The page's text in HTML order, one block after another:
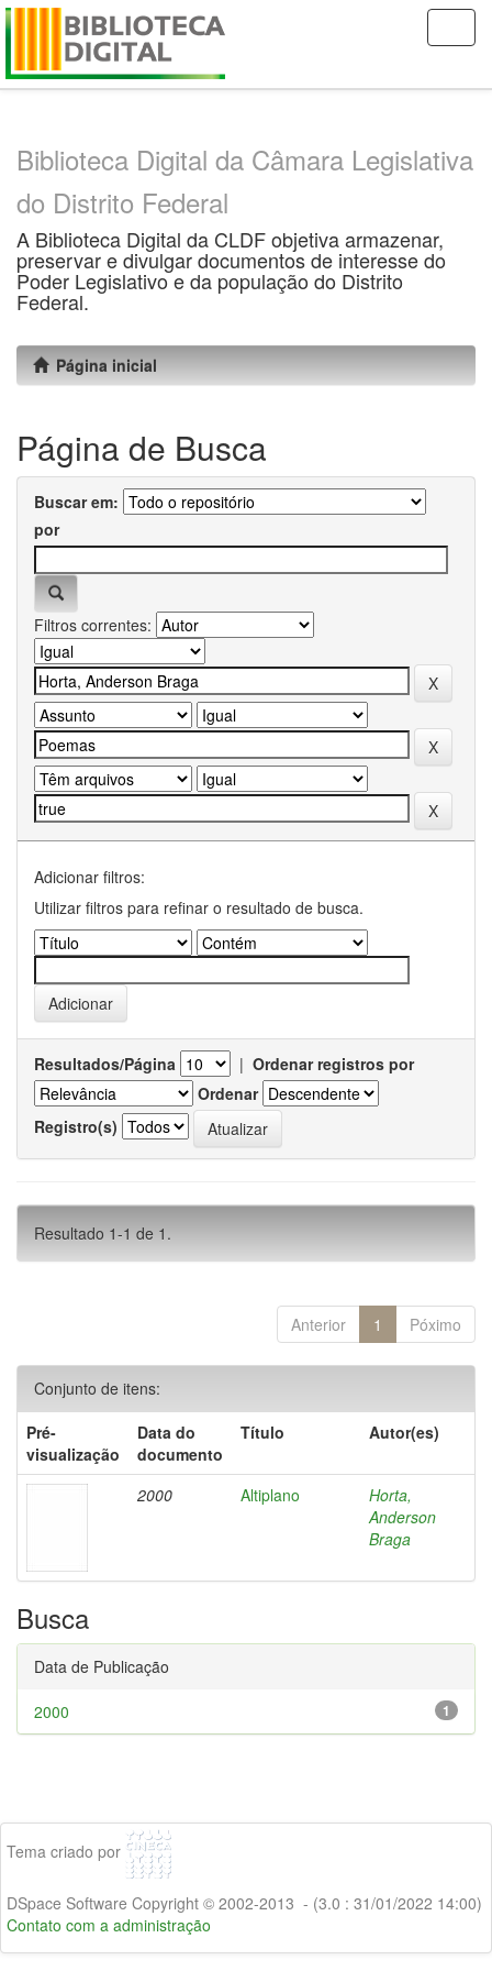
Skip
Biblioteca Digital da Câmara Legislativa
do Distrito Federal
A Biblioteca Digital da CLDF objetiva armazenar,
preservar e divulgar documentos de interesse do
Poder Legislativo e da população do Distrito
Federal.
Página inicial
Página de Busca
Buscar em:
por
Filtros correntes:
Adicionar filtros:
Utilizar filtros para refinar o resultado de busca.
Resultados/Página | Ordenar registros por
Ordenar
Registro(s)
Resultado 1-1 de 1.
Anterior 1 Póximo
Conjunto de itens:
Pré-
visualização
Data do
documento
Título Autor(es)
2000 Altiplano
Horta,
Anderson
Braga
Busca
Data de Publicação
1
2000
Tema criado por
DSpace Software Copyright © 2002-2013 - (3.0 : 31/01/2022 14:00)
Contato com a administração